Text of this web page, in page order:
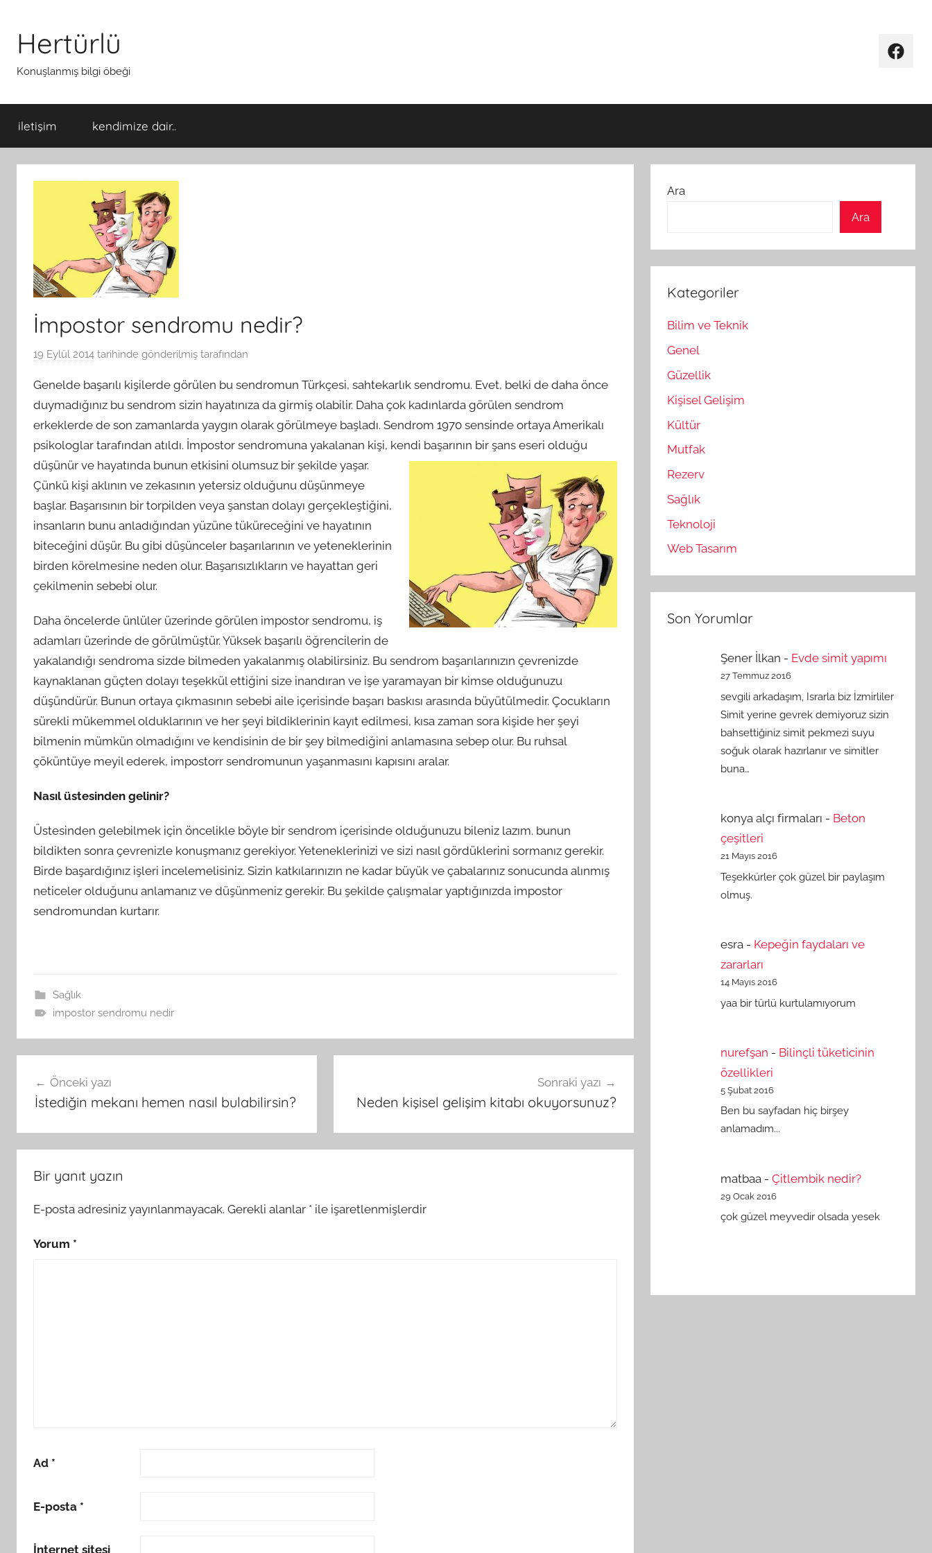
Hertürlü
Konuşlanmış bilgi öbeği
iletişim kendimize dair..
İmpostor sendromu nedir?
19 Eylül 2014 tarihinde gönderilmiş tarafından
Genelde başarılı kişilerde görülen bu sendromun Türkçesi, sahtekarlık sendromu. Evet, belki de daha önce
duymadığınız bu sendrom sizin hayatınıza da girmiş olabilir. Daha çok kadınlarda görülen sendrom
erkeklerde de son zamanlarda yaygın olarak görülmeye başladı. Sendrom 1970 sensinde ortaya Amerikalı
psikologlar tarafından atıldı. İmpostor sendromuna yakalanan kişi, kendi başarının bir şans eseri olduğu
düşünür ve hayatında bunun etkisini olumsuz bir şekilde yaşar.
Çünkü kişi aklının ve zekasının yetersiz olduğunu düşünmeye
başlar. Başarısının bir torpilden veya şanstan dolayı gerçekleştiğini,
insanların bunu anladığından yüzüne tüküreceğini ve hayatının
biteceğini düşür. Bu gibi düşünceler başarılarının ve yeteneklerinin
birden körelmesine neden olur. Başarısızlıkların ve hayattan geri
çekilmenin sebebi olur.
Daha öncelerde ünlüler üzerinde görülen impostor sendromu, iş
adamları üzerinde de görülmüştür. Yüksek başarılı öğrencilerin de
yakalandığı sendroma sizde bilmeden yakalanmış olabilirsiniz. Bu sendrom başarılarınızın çevrenizde
kaynaklanan güçten dolayı teşekkül ettiğini size inandıran ve işe yaramayan bir kimse olduğunuzu
düşündürür. Bunun ortaya çıkmasının sebebi aile içerisinde başarı baskısı arasında büyütülmedir. Çocukların
sürekli mükemmel olduklarının ve her şeyi bildiklerinin kayıt edilmesi, kısa zaman sora kişide her şeyi
bilmenin mümkün olmadığını ve kendisinin de bir şey bilmediğini anlamasına sebep olur. Bu ruhsal
çöküntüye meyil ederek, impostorr sendromunun yaşanmasını kapısını aralar.
Nasıl üstesinden gelinir?
Üstesinden gelebilmek için öncelikle böyle bir sendrom içerisinde olduğunuzu bileniz lazım. bunun
bildikten sonra çevrenizle konuşmanız gerekiyor. Yeteneklerinizi ve sizi nasıl gördüklerini sormanız gerekir.
Birde başardığınız işleri incelemelisiniz. Sizin katkılarınızın ne kadar büyük ve çabalarınız sonucunda alınmış
neticeler olduğunu anlamanız ve düşünmeniz gerekir. Bu şekilde çalışmalar yaptığınızda impostor
sendromundan kurtarır.
Sağlık
impostor sendromu nedir
gezinmesi
Önceki yazı
İstediğin mekanı hemen nasıl bulabilirsin?
Sonraki yazı
Neden kişisel gelişim kitabı okuyorsunuz?
Bir yanıt yazın
E-posta adresiniz yayınlanmayacak. Gerekli alanlar * ile işaretlenmişlerdir
Yorum *
Ad *
E-posta *
İnternet sitesi
Ara
Ara
Kategoriler
Bilim ve Teknik
Genel
Güzellik
Kişisel Gelişim
Kültür
Mutfak
Rezerv
Sağlık
Teknoloji
Web Tasarım
Son Yorumlar
Şener İlkan - Evde simit yapımı
27 Temmuz 2016
sevgili arkadaşım, Israrla biz İzmirliler
Simit yerine gevrek demiyoruz sizin
bahsettiğiniz simit pekmezi suyu
soğuk olarak hazırlanır ve simitler
buna…
konya alçı firmaları - Beton
çeşitleri
21 Mayıs 2016
Teşekkürler çok güzel bir paylaşım
olmuş.
esra- Kepeğin faydaları ve
zararları
14 Mayıs 2016
yaa bir türlü kurtulamıyorum
nurefşan - Bilinçli tüketicinin
özellikleri
5 Şubat 2016
Ben bu sayfadan hiç birşey
anlamadım...
matbaa- Çitlembik nedir?
29 Ocak 2016
çok güzel meyvedir olsada yesek